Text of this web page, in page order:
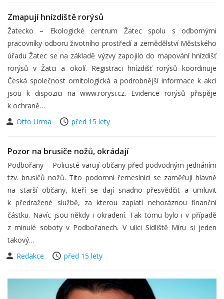
Zmapují hnízdiště rorýsů
Žatecko – Ekologické centrum Žatec spolu s odbornými
pracovníky odboru životního prostředí a zemědělství Městského
úřadu Žatec se na základě výzvy zapojilo do mapování hnízdišť
rorýsů v Žatci a okolí. Registraci hnízdišť rorýsů koordinuje
Česká společnost ornitologická a podrobnější informace k akci
jsou k dispozici na www.rorysi.cz. Evidence rorýsů přispěje
k ochraně…
Otto Urma
před 15 lety
Pozor na brusiče nožů, okrádají
Podbořany – Policisté varují občany před podvodným jednáním
tzv. brusičů nožů. Tito podomní řemeslníci se zaměřují hlavně
na starší občany, kteří se dají snadno přesvědčit a umluvit
k předražené službě, za kterou zaplatí nehoráznou finanční
částku. Navíc jsou někdy i okradení. Tak tomu bylo i v případě
z minulé soboty v Podbořanech. V ulici Sídliště Míru si jeden
takový…
Redakce
před 15 lety